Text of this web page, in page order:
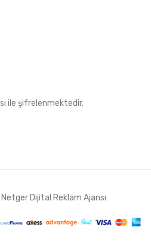
ile şifrelenmektedir.
Netger Dijital Reklam Ajansı